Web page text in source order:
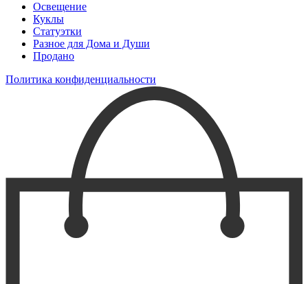
Освещение
Куклы
Статуэтки
Разное для Дома и Души
Продано
Политика конфиденциальности